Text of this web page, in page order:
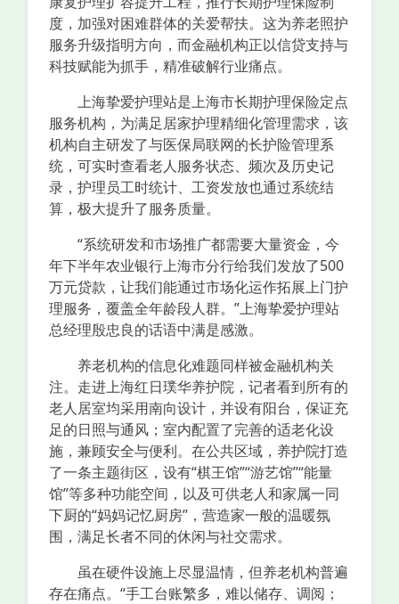
度，加强对困难群体的关爱帮扶。这为养老照护
服务升级指明方向，而金融机构正以信贷支持与
科技赋能为抓手，精准破解行业痛点。
上海挚爱护理站是上海市长期护理保险定点
服务机构，为满足居家护理精细化管理需求，该
机构自主研发了与医保局联网的长护险管理系
统，可实时查看老人服务状态、频次及历史记
录，护理员工时统计、工资发放也通过系统结
算，极大提升了服务质量。
“系统研发和市场推广都需要大量资金，今
年下半年农业银行上海市分行给我们发放了500
万元贷款，让我们能通过市场化运作拓展上门护
理服务，覆盖全年龄段人群。”上海挚爱护理站
总经理殷忠良的话语中满是感激。
养老机构的信息化难题同样被金融机构关
注。走进上海红日璞华养护院，记者看到所有的
老人居室均采用南向设计，并设有阳台，保证充
足的日照与通风；室内配置了完善的适老化设
施，兼顾安全与便利。在公共区域，养护院打造
了一条主题街区，设有“棋王馆”“游艺馆”“能量
馆”等多种功能空间，以及可供老人和家属一同
下厨的“妈妈记忆厨房”，营造家一般的温暖氛
围，满足长者不同的休闲与社交需求。
虽在硬件设施上尽显温情，但养老机构普遍
存在痛点。“手工台账繁多，难以储存、调阅；